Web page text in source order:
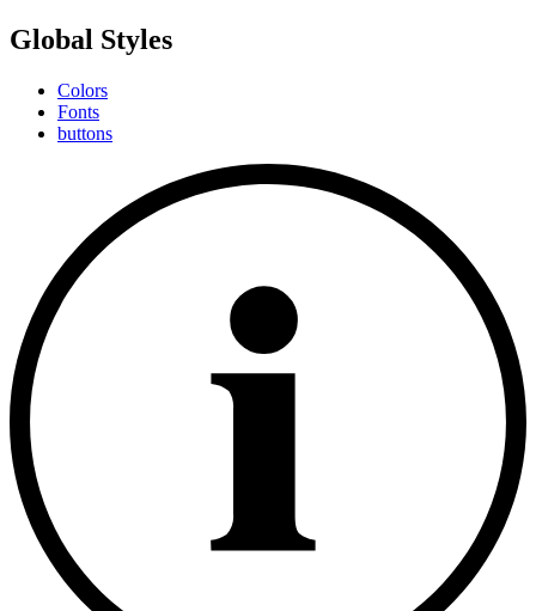
Global Styles
Colors
Fonts
buttons